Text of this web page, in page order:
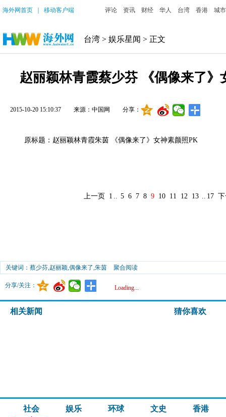
海外网首页 移动客户端 评论 资讯 财经 华人 台湾 香港 城市
台湾 > 娱乐星闻 > 正文
赵丽颖林青霞蔡少芬 《偶像来了》
2015-10-20 15:10:37 来源：中国网 分享：
原标题：赵丽颖林青霞朱茵 《偶像来了》女神素颜照PK
上一页 1 .. 5 6 7 8 9 10 11 12 13 .. 17
关键词：蔡少芬,赵丽颖,偶像来了,朱茵 聚合阅读
分享/关注： Loading...
相关新闻 猜你喜欢
社会 娱乐 环球 文史 香港